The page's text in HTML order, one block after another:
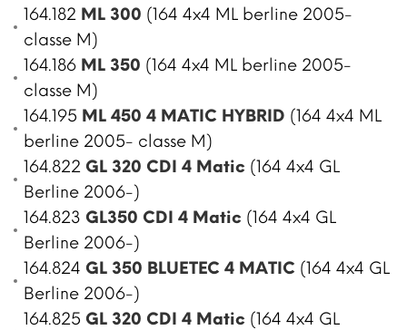
164.182 ML 300 (164 4x4 ML berline 2005-
classe M)
164.186 ML 350 (164 4x4 ML berline 2005-
classe M)
164.195 ML 450 4 MATIC HYBRID (164 4x4 ML
berline 2005- classe M)
164.822 GL 320 CDI 4 Matic (164 4x4 GL
Berline 2006-)
164.823 GL350 CDI 4 Matic (164 4x4 GL
Berline 2006-)
164.824 GL 350 BLUETEC 4 MATIC (164 4x4 GL
Berline 2006-)
164.825 GL 320 CDI 4 Matic (164 4x4 GL